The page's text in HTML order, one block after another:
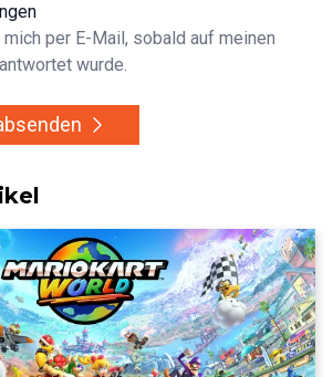
per E-Mail, sobald auf meinen
wurde.